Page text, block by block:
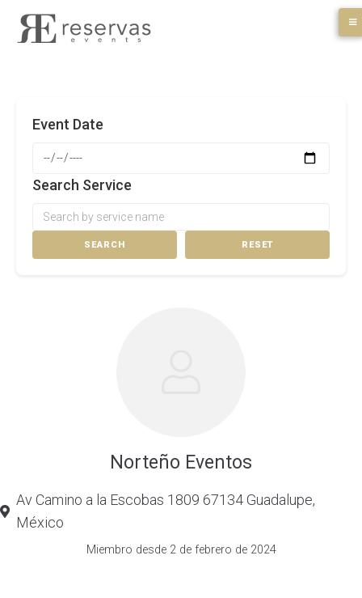
Event Date
Search Service
SEARCH RESET
Norteño Eventos
Av Camino a la Escobas 1809 67134 Guadalupe,
México
Miembro desde 2 de febrero de 2024